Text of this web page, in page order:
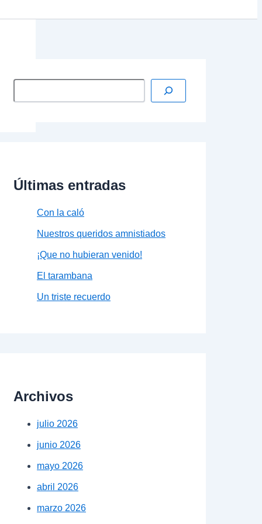
Últimas entradas
Con la caló
Nuestros queridos amnistiados
¡Que no hubieran venido!
El tarambana
Un triste recuerdo
Archivos
julio 2026
junio 2026
mayo 2026
abril 2026
marzo 2026